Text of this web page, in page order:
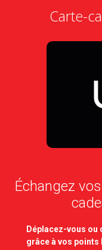
Carte-
Échangez
Déplacez-vous
grâce à vos points